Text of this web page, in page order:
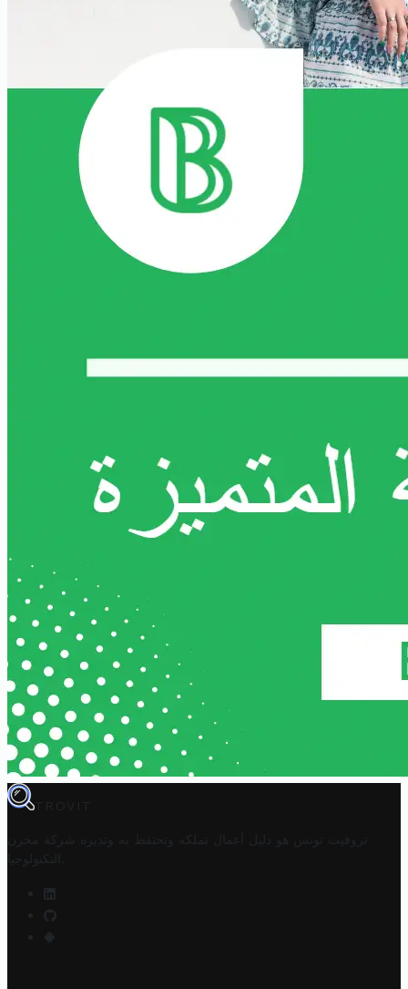
TROVIT
تروفيت تونس هو دليل أعمال تملكه وتحتفظ به وتديره
شركة مخزن
التكنولوجيا